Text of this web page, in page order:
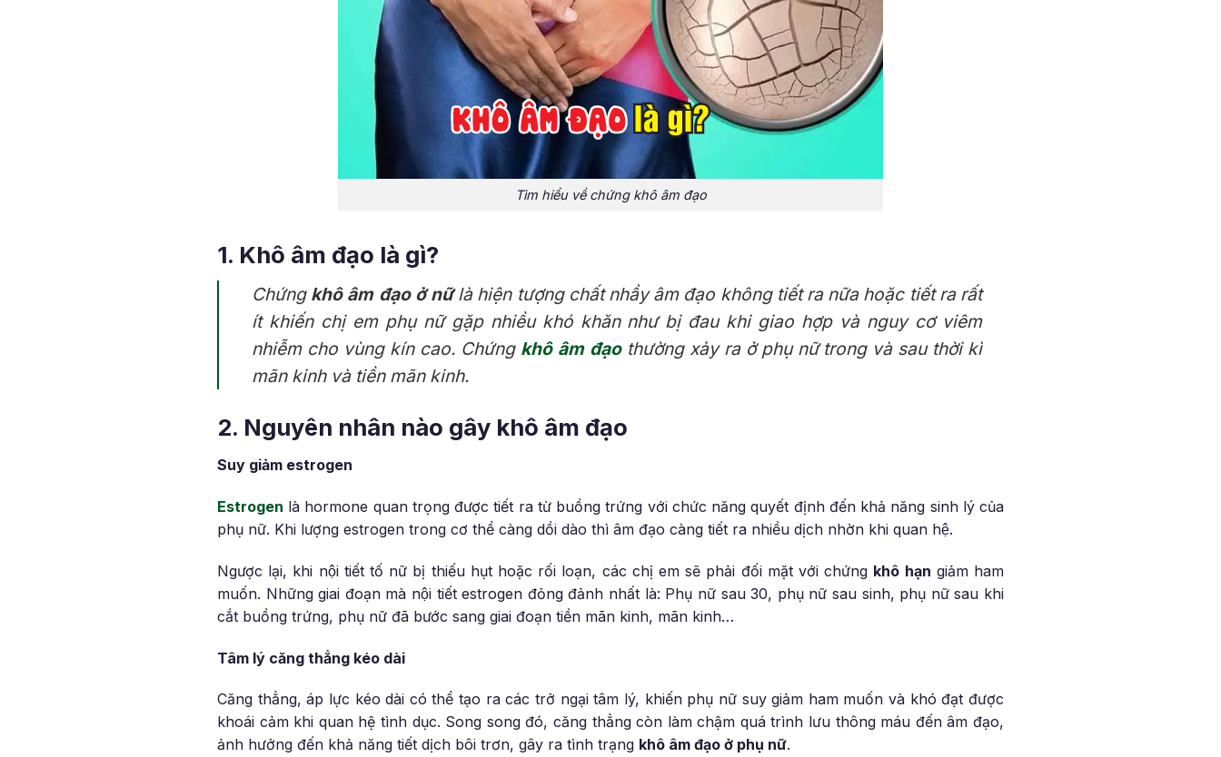
Tìm hiểu về chứng khô âm đạo
1. Khô âm đạo là gì?
Chứng khô âm đạo ở nữlà hiện tượng chất nhầy âm đạo không tiết ra nữa hoặc tiết ra rất
ít khiến chị em phụ nữ gặp nhiều khó khăn như bị đau khi giao hợp và nguy cơ viêm
nhiễm cho vùng kín cao. Chứng khô âm đạothường xảy ra ở phụ nữ trong và sau thời kì
mãn kinh và tiền mãn kinh.
2. Nguyên nhân nào gây khô âm đạo
Suy giảm estrogen
Estrogen là hormone quan trọng được tiết ra từ buồng trứng với chức năng quyết định đến khả năng sinh lý của
phụ nữ. Khi lượng estrogen trong cơ thể càng dồi dào thì âm đạo càng tiết ra nhiều dịch nhờn khi quan hệ.
Ngược lại, khi nội tiết tố nữ bị thiếu hụt hoặc rối loạn, các chị em sẽ phải đối mặt với chứng khô hạn giảm ham
muốn. Những giai đoạn mà nội tiết estrogen đỏng đảnh nhất là: Phụ nữ sau 30, phụ nữ sau sinh, phụ nữ sau khi
cắt buồng trứng, phụ nữ đã bước sang giai đoạn tiền mãn kinh, mãn kinh…
Tâm lý căng thẳng kéo dài
Căng thẳng, áp lực kéo dài có thể tạo ra các trở ngại tâm lý, khiến phụ nữ suy giảm ham muốn và khó đạt được
khoái cảm khi quan hệ tình dục. Song song đó, căng thẳng còn làm chậm quá trình lưu thông máu đến âm đạo,
ảnh hưởng đến khả năng tiết dịch bôi trơn, gây ra tình trạng khô âm đạo ở phụ nữ.